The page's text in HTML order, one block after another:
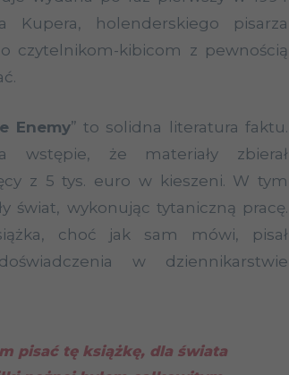
Kupera, holenderskiego pisarza
czytelnikom-kibicom z pewnością
Enemy” to solidna literatura faktu.
wstępie, że materiały zbierał
z 5 tys. euro w kieszeni. W tym
świat, wykonując tytaniczną pracę.
choć jak sam mówi, pisał
w dziennikarstwie
pisać tę książkę, dla świata